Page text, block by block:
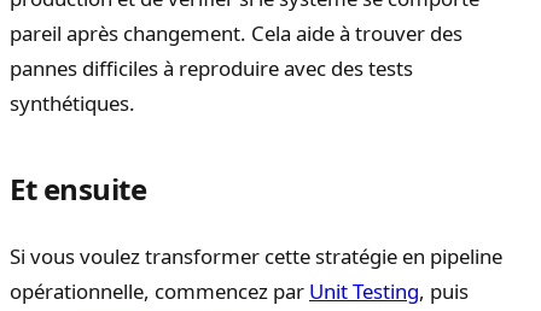
pareil après changement. Cela aide à trouver des
pannes difficiles à reproduire avec des tests
synthétiques.
Et ensuite
Si vous voulez transformer cette stratégie en pipeline
opérationnelle, commencez par Unit Testing, puis